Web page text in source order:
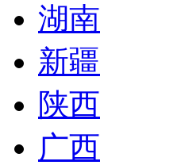
湖南
新疆
陕西
广西